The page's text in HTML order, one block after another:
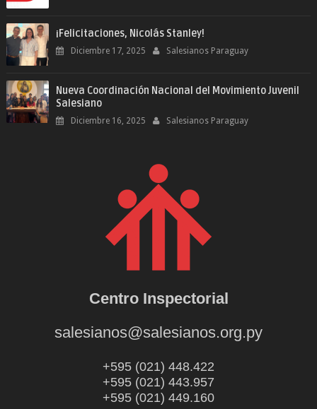
¡Felicitaciones, Nicolás Stanley!
Diciembre 17, 2025 Salesianos Paraguay
Nueva Coordinación Nacional del Movimiento Juvenil
Salesiano
Diciembre 16, 2025 Salesianos Paraguay
Centro Inspectorial
salesianos@salesianos.org.py
+595 (021) 448.422
+595 (021) 443.957
+595 (021) 449.160